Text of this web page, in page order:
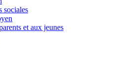
sociales
et aux jeunes